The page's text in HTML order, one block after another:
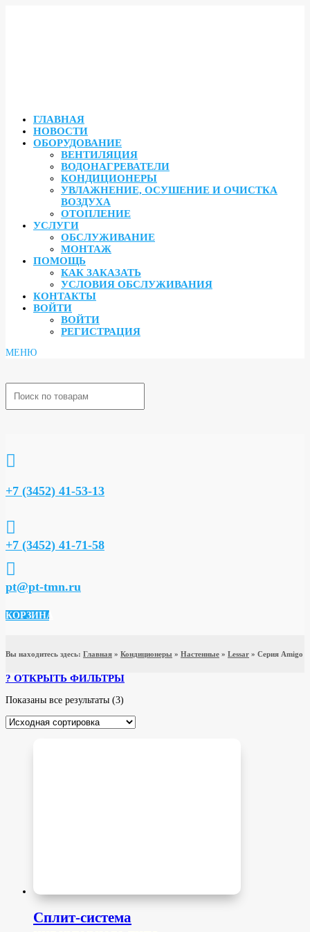
ГЛАВНАЯ
НОВОСТИ
ОБОРУДОВАНИЕ
ВЕНТИЛЯЦИЯ
ВОДОНАГРЕВАТЕЛИ
КОНДИЦИОНЕРЫ
УВЛАЖНЕНИЕ, ОСУШЕНИЕ И ОЧИСТКА
ВОЗДУХА
ОТОПЛЕНИЕ
УСЛУГИ
ОБСЛУЖИВАНИЕ
МОНТАЖ
ПОМОЩЬ
КАК ЗАКАЗАТЬ
УСЛОВИЯ ОБСЛУЖИВАНИЯ
КОНТАКТЫ
ВОЙТИ
ВОЙТИ
РЕГИСТРАЦИЯ

+7 (3452) 41-53-13

+7 (3452) 41-71-58

pt@pt-tmn.ru
КОРЗИНА
Вы находитесь здесь: Главная » Кондиционеры » Настенные » Lessar » Серия Amigo
ФИЛЬТРЫ
Бренд
Площадь помещения (м2)
Инвертор
Показаны все результаты (3)
Сплит-система